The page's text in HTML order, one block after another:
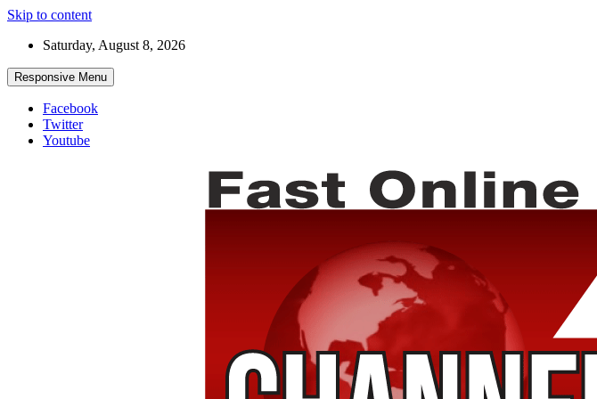
Skip to content
Saturday, August 8, 2026
Responsive Menu
Facebook
Twitter
Youtube